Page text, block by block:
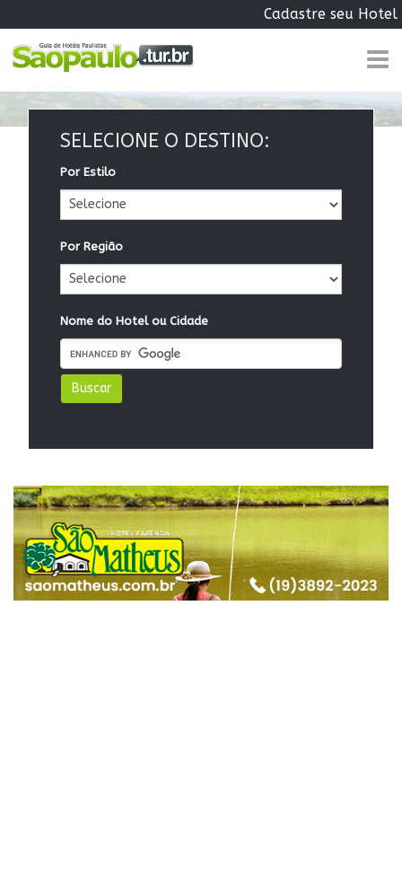
Cadastre seu Hotel
SELECIONE O DESTINO:
Por Estilo
Por Região
Nome do Hotel ou Cidade